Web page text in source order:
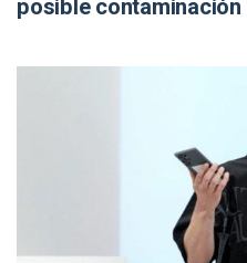
posible